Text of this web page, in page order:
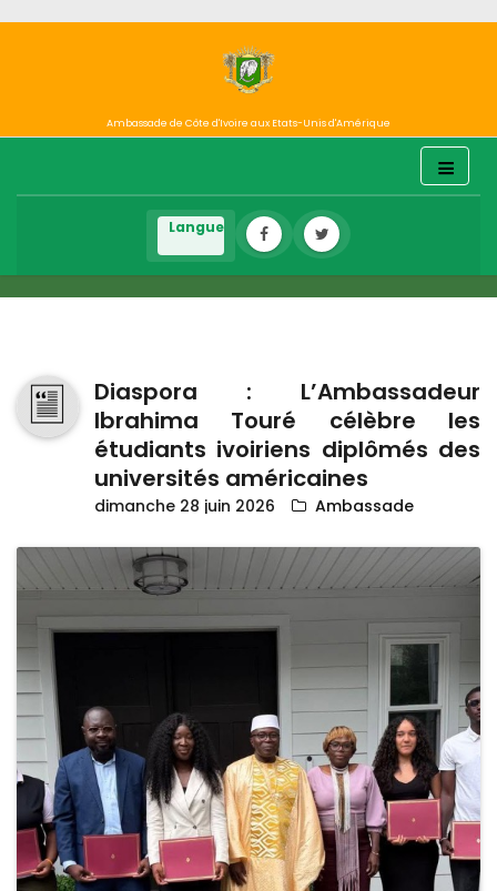
Ambassade de Côte d'Ivoire aux Etats-Unis d'Amérique
Diaspora : L’Ambassadeur
Ibrahima Touré célèbre les
étudiants ivoiriens diplômés des
universités américaines
dimanche 28 juin 2026 Ambassade